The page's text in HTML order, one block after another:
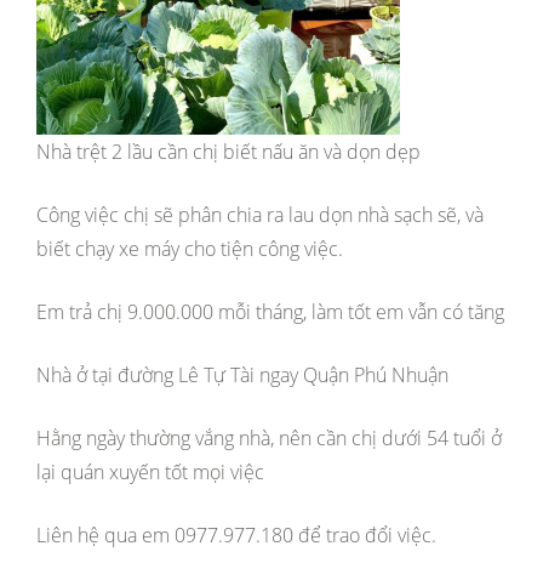
Nhà trệt 2 lầu cần chị biết nấu ăn và dọn dẹp
Công việc chị sẽ phân chia ra lau dọn nhà sạch sẽ, và
biết chạy xe máy cho tiện công việc.
Em trả chị 9.000.000 mỗi tháng, làm tốt em vẫn có tăng
Nhà ở tại đường Lê Tự Tài ngay Quận Phú Nhuận
Hằng ngày thường vắng nhà, nên cần chị dưới 54 tuổi ở
lại quán xuyến tốt mọi việc
Liên hệ qua em 0977.977.180 để trao đổi việc.